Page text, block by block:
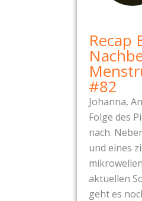
Recap
#82
Johanna,
Folge des
nach.
und eines
aktuellen
geht es